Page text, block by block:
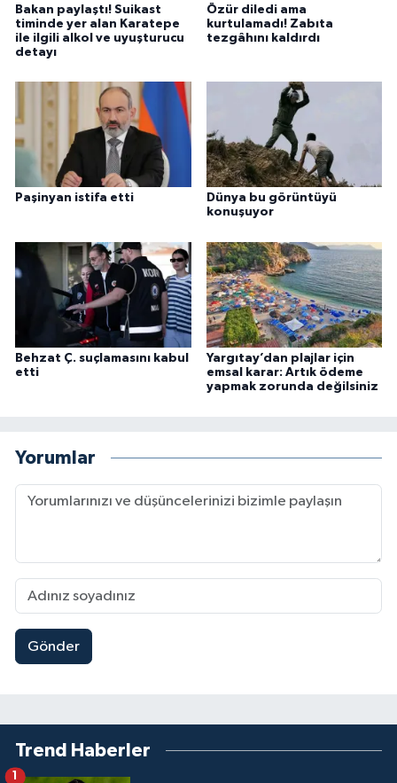
Bakan paylaştı! Suikast
timinde yer alan Karatepe
ile ilgili alkol ve uyuşturucu
detayı
Özür diledi ama
kurtulamadı! Zabıta
tezgâhını kaldırdı
Paşinyan istifa etti
Dünya bu görüntüyü
konuşuyor
Behzat Ç. suçlamasını kabul
etti
Yargıtay’dan plajlar için
emsal karar: Artık ödeme
yapmak zorunda değilsiniz
Yorumlar
Gönder
Trend Haberler
1